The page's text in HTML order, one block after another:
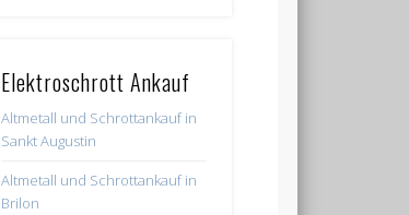
Elektroschrott Ankauf
Altmetall und Schrottankauf in
Sankt Augustin
Altmetall und Schrottankauf in
Brilon